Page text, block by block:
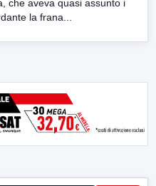
che aveva quasi assunto i
la frana...